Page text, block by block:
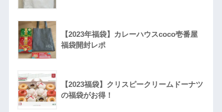
【2023年福袋】カレーハウスcoco壱番屋
福袋開封レポ
【2023福袋】クリスピークリームドーナツ
の福袋がお得！